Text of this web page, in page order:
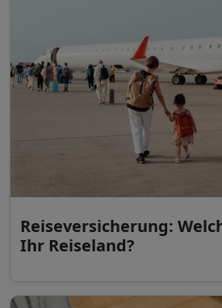
Reiseversicherung:
Ihr Reiseland?